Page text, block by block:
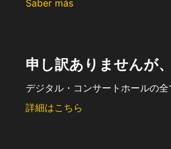
Saber más
申し訳ありませんが
デジタル・コンサートホールの
詳細はこちら